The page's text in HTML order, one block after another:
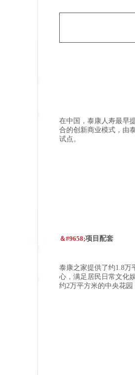
在中国，泰康人寿最早
合的创新商业模式，由
试点。
＆#9658;项目配套
泰康之家提供了约1.8万
心，满足居民日常文化
约2万平方米的中央花